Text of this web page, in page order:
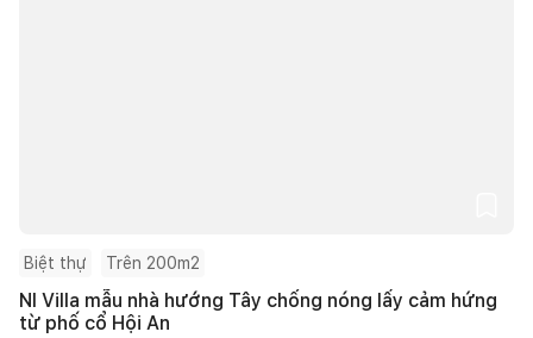
Biệt thự Trên 200m2
NI Villa mẫu nhà hướng Tây chống nóng lấy cảm hứng
từ phố cổ Hội An